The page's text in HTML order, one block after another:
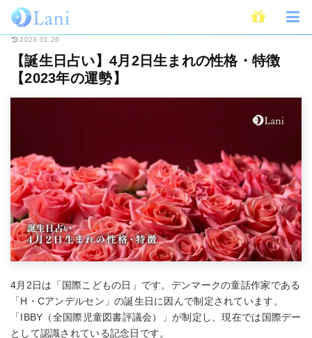
ホーム 占い 【誕生日占い】4月2日生まれの性格・特徴【
2023.01.26
【誕生日占い】4月2日生まれの性格・特徴
【2023年の運勢】
4月2日は「国際こどもの日」です。デンマークの童話作家である
「H・Cアンデルセン」の誕生日に因んで制定されています。
「IBBY（全国際児童図書評議会）」が制定し、現在では国際デー
として認識されている記念日です。